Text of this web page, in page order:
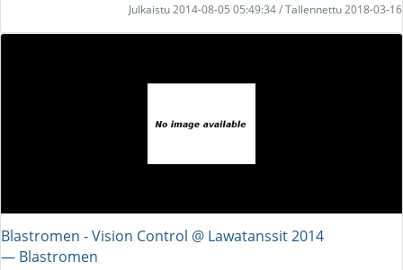
Julkaistu 2014-08-05 05:49:34 / Tallennettu 2018-03-16
Blastromen - Vision Control @ Lawatanssit 2014
― Blastromen